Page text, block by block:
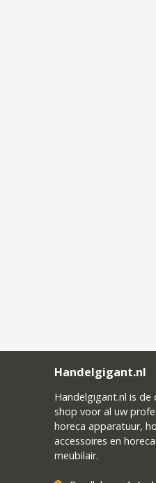
Handelgigant.nl
Handelgigant.nl is de
shop voor al uw
horeca apparatuur,
accessoires en horeca
meubilair.